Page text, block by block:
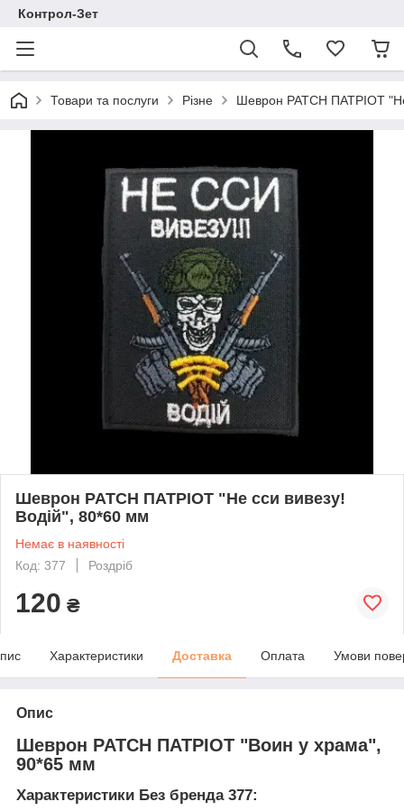
Контрол-Зет
Товари та послуги Різне Шеврон PATCH ПАТРІОТ
Шеврон PATCH ПАТРІОТ "Не сси вивезу!
Водій", 80*60 мм
Немає в наявності
Код: 377
Роздріб
120 ₴
Характеристики Доставка Оплата Умови
Опис
Шеврон PATCH ПАТРІОТ "Воин у храма",
90*65 мм
Характеристики Без бренда 377: